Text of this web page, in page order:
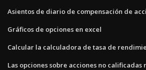
Asientos de diario de compensación de
Gráficos de opciones en excel
Calcular la calculadora de tasa de
Las opciones sobre acciones no calificadas